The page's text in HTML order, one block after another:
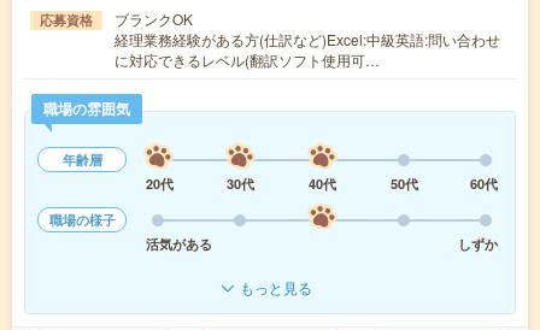
応募資格
ブランクOK
経理業務経験がある方(仕訳など)Excel:中級英語:問い合わせ
に対応できるレベル(翻訳ソフト使用可…
職場の雰囲気
年齢層
20代
30代 40代 50代
60代
職場の様子
活気がある
しずか
もっと見る